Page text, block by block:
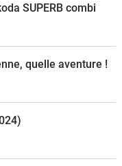
SUPERB combi
quelle aventure !